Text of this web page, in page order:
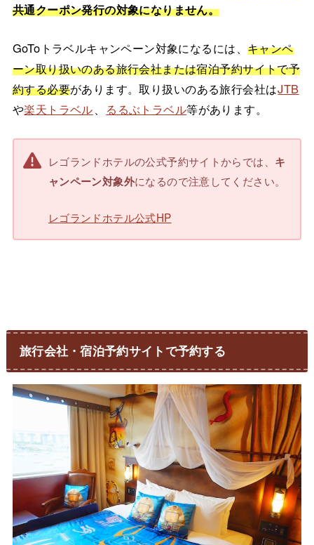
共通クーポン発行の対象になりません。
GoToトラベルキャンペーン対象になるには、 キャンペ
ーン取り扱いのある旅行会社または宿泊予約サイトで予
約する必要があります。取り扱いのある旅行会社はJTB
や楽天トラベル、 るるぶトラベル等があります。
レゴランドホテルの公式予約サイトからでは、 キ
ャンペーン対象外になるので注意してください。
レゴランドホテル公式HP
旅行会社・宿泊予約サイトで予約する